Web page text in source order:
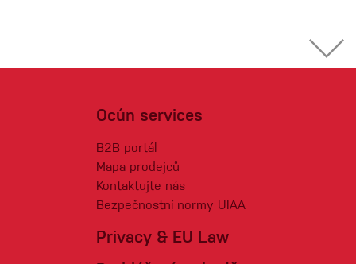
Ocún services
B2B portál
Mapa prodejců
Kontaktujte nás
Bezpečnostní normy UIAA
Privacy & EU Law